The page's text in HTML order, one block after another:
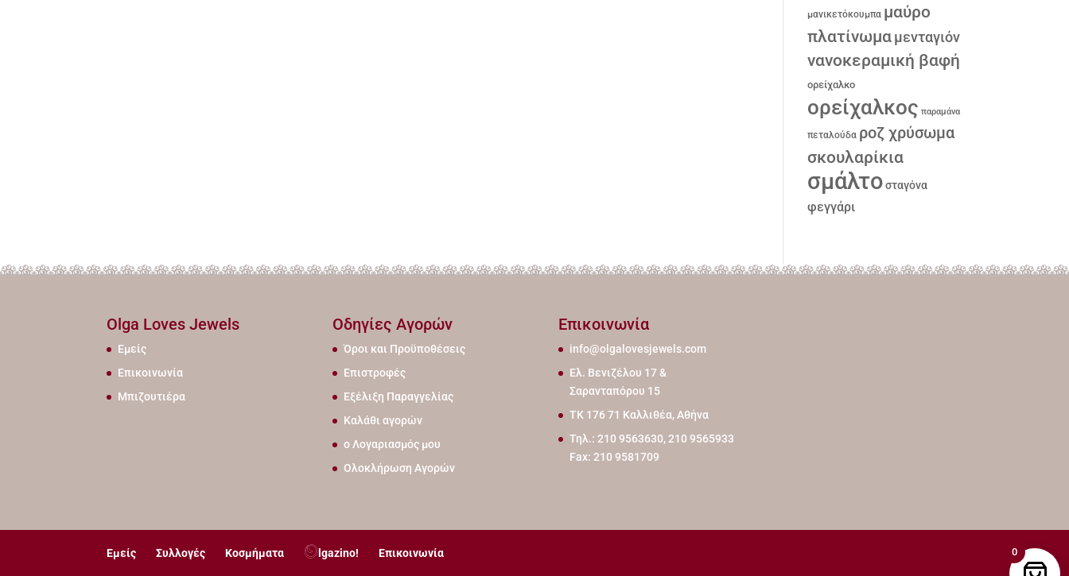
μανικετόκουμπα μαύρο
πλατίνωμαμενταγιόν
νανοκεραμική βαφή
ορείχαλκο
ορείχαλκος παραμάνα
πεταλούδα ροζ χρύσωμα
σκουλαρίκια
σμάλτοσταγόνα
φεγγάρι
Olga Loves Jewels
Εμείς
Επικοινωνία
Μπιζουτιέρα
Οδηγίες Αγορών
Όροι και Προϋποθέσεις
Επιστροφές
Εξέλιξη Παραγγελίας
Καλάθι αγορών
ο Λογαριασμός μου
Ολοκλήρωση Αγορών
Επικοινωνία
info@olgalovesjewels.com
Ελ. Βενιζέλου 17 &
Σαρανταπόρου 15
ΤΚ 176 71 Καλλιθέα, Αθήνα
Τηλ.: 210 9563630, 210 9565933
Fax: 210 9581709
Εμείς Συλλογές Κοσμήματα lgazino! Επικοινωνία 0